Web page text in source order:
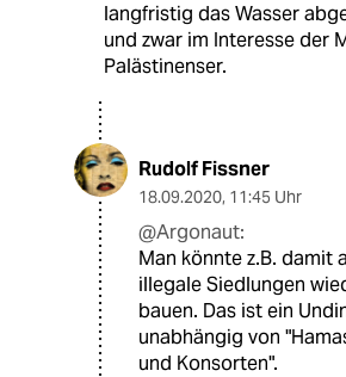
langfristig das Wasser
und zwar im Interesse der
Palästinenser.
Rudolf Fissner
18.09.2020, 11:45 Uhr
@Argonaut:
Man könnte z.B. damit
illegale Siedlungen
bauen. Das ist ein
unabhängig von
und Konsorten".